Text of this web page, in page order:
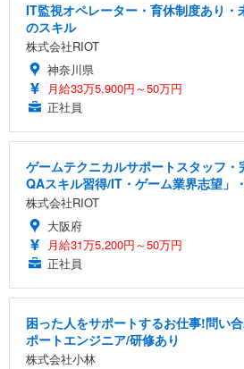
IT監視オペレーター・育休制度あり・
のスキル
株式会社RIOT
神奈川県
月給33万5,900円～50万円
正社員
ゲームテクニカルサポートスタッフ
QAスキル習得/IT・ゲーム業界志望」
株式会社RIOT
大阪府
月給31万5,200円～50万円
正社員
困った人をサポートするお仕事!問い
ポートエンジニア/研修あり
株式会社小林